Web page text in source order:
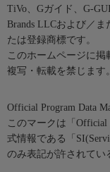
TiVo、Gガイド、G-
Brands LLCおよび／
たは登録商標です。
このホームページに
複写・転載を禁じます。
Official Program Data
このマークは「Official
式情報である「
のみ表記が許されてい